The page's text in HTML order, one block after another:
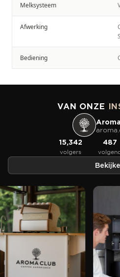
Melksysteem
Afwerking
Bediening
VAN ONZE
15,342
volgers
487